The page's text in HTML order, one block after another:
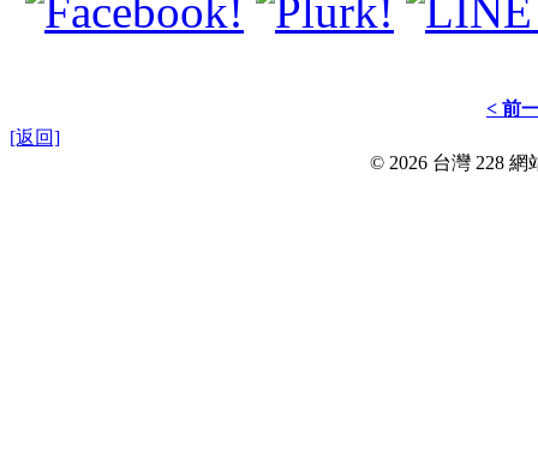
< 前
[返回]
© 2026 台灣 228 網